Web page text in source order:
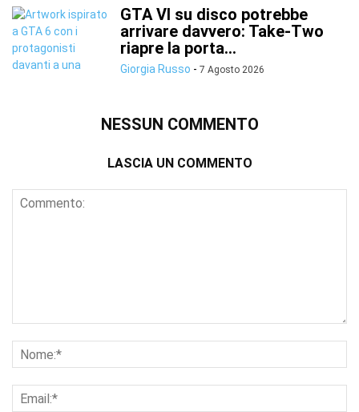
GTA VI su disco potrebbe
arrivare davvero: Take-Two
riapre la porta...
Giorgia Russo - 7 Agosto 2026
NESSUN COMMENTO
LASCIA UN COMMENTO